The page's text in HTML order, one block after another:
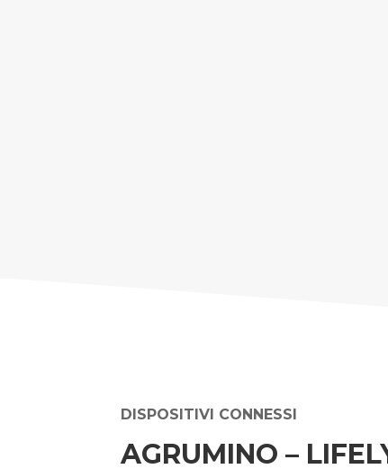
DISPOSITIVI CONNESSI
AGRUMINO –